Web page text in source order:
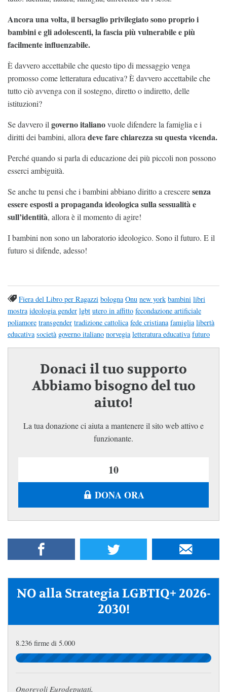
Ancora una volta, il bersaglio privilegiato sono proprio i
bambini e gli adolescenti, la fascia più vulnerabile e più
facilmente influenzabile.
È davvero accettabile che questo tipo di messaggio venga
promosso come letteratura educativa? È davvero accettabile che
tutto ciò avvenga con il sostegno, diretto o indiretto, delle
istituzioni?
Se davvero il governo italianovuole difendere la famiglia e i
diritti dei bambini, allora deve fare chiarezza su questa vicenda.
Perché quando si parla di educazione dei più piccoli non possono
esserci ambiguità.
Se anche tu pensi che i bambini abbiano diritto a cresceresenza
essere esposti a propaganda ideologica sulla sessualità e
sull’identità, allora è il momento di agire!
I bambini non sono un laboratorio ideologico. Sono il futuro. E il
futuro si difende, adesso!
Fiera del Libro per Ragazzi bologna Onu new york bambini libri
mostra ideologia gender lgbt utero in affitto fecondazione artificiale
poliamore transgender tradizione cattolica fede cristiana famiglia libertà
educativa società governo italiano norvegia letteratura educativa futuro
Donaci il tuo supporto
Abbiamo bisogno del tuo
aiuto!
La tua donazione ci aiuta a mantenere il sito web attivo e
funzionante.
DONA ORA
NO alla Strategia LGBTIQ+ 2026-
2030!
8.236 firme di 5.000
Onorevoli Eurodeputati,